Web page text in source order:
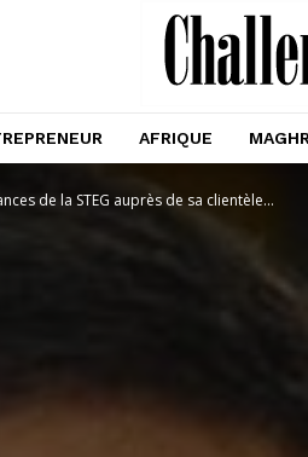
AFRIQUE
de la STEG auprès de sa clientèle...